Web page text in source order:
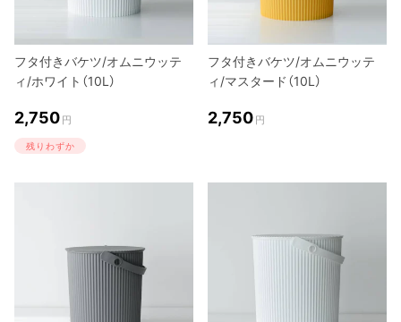
フタ付きバケツ/オムニウッテ
ィ/ホワイト（10L）
2,750 円
残りわずか
フタ付きバケツ/オムニウッテ
ィ/マスタード（10L）
2,750 円